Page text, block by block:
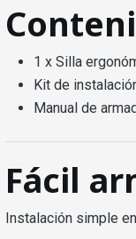
1 x Silla
Kit de
Manual de
Fácil
Instalación simple